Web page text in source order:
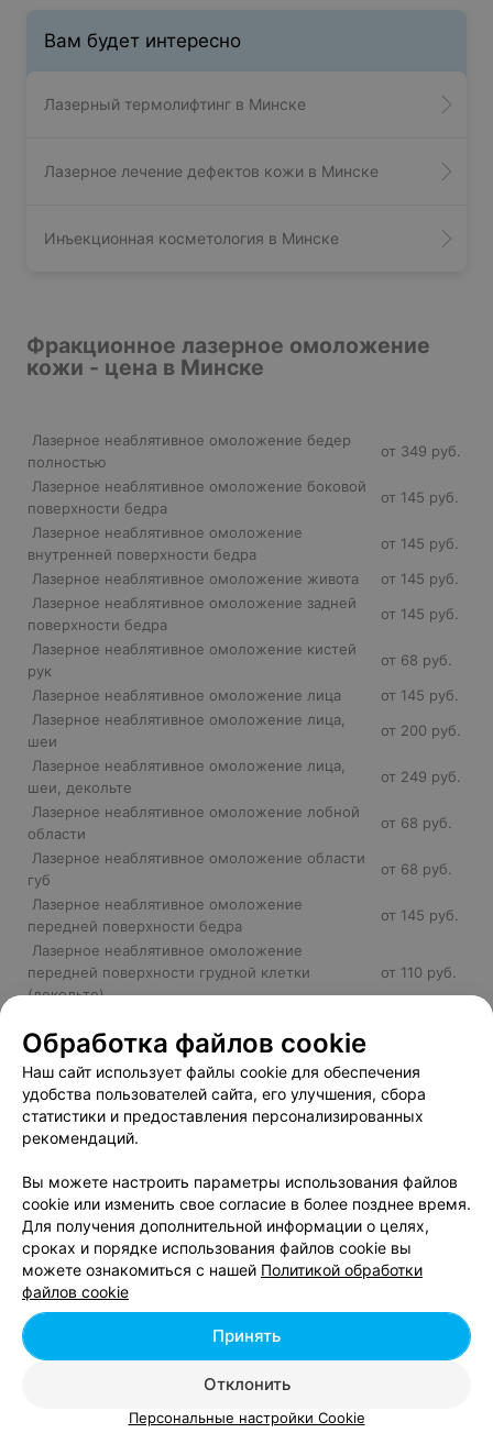
Вам будет интересно
Лазерный термолифтинг в Минске
Лазерное лечение дефектов кожи в Минске
Инъекционная косметология в Минске
Фракционное лазерное омоложение
кожи - цена в Минске
Лазерное неаблятивное омоложение бедер
полностью
от 349 руб.
Лазерное неаблятивное омоложение боковой
поверхности бедра
от 145 руб.
Лазерное неаблятивное омоложение
внутренней поверхности бедра
от 145 руб.
Лазерное неаблятивное омоложение живота
от 145 руб.
Лазерное неаблятивное омоложение задней
поверхности бедра
от 145 руб.
Лазерное неаблятивное омоложение кистей
рук
от 68 руб.
Лазерное неаблятивное омоложение лица
от 145 руб.
Лазерное неаблятивное омоложение лица,
шеи
от 200 руб.
Лазерное неаблятивное омоложение лица,
шеи, декольте
от 249 руб.
Лазерное неаблятивное омоложение лобной
области
от 68 руб.
Лазерное неаблятивное омоложение области
губ
от 68 руб.
Лазерное неаблятивное омоложение
передней поверхности бедра
от 145 руб.
Лазерное неаблятивное омоложение
передней поверхности грудной клетки
(декольте)
от 110 руб.
передней поверхности шеи
Лазерное неаблятивное омоложение щек
от 68 руб.
Лазерное неаблятивное омоложение ягодиц
от 145 руб.
Лазерное омоложение кистей рук
от 57 руб.
Лазерное омоложение лица
декольте
от 450 руб.
Лазерное омоложение лобной области
от 100 руб.
Лазерное омоложение межбровной области
от 70 руб.
Лазерное омоложение области губ
от 57 руб.
Лазерное омоложение области лба
от 57 руб.
Лазерное омоложение области щек
Лазерное омоложение передней поверхности
шеи
Лазерное омоложение периорбитальной
Лазерное омоложение периорбитальной
Обработка файлов cookie
Наш сайт использует файлы cookie для обеспечения
удобства пользователей сайта, его улучшения, сбора
статистики и предоставления персонализированных
рекомендаций.
Вы можете настроить параметры использования файлов
cookie или изменить свое согласие в более позднее время.
Для получения дополнительной информации о целях,
сроках и порядке использования файлов cookie вы
можете ознакомиться с нашей Политикой обработки
файлов cookie
Отклонить
Принять
Персональные настройки Cookie